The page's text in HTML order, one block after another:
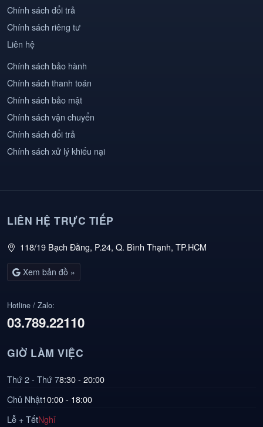
Chính sách đổi trả
Chính sách riêng tư
Liên hệ
Chính sách bảo hành
Chính sách thanh toán
Chính sách bảo mật
Chính sách vận chuyển
Chính sách đổi trả
Chính sách xử lý khiếu nại
LIÊN HỆ TRỰC TIẾP
118/19 Bạch Đằng, P.24, Q. Bình Thạnh, TP.HCM
Xem bản đồ »
Hotline / Zalo:
03.789.22110
GIỜ LÀM VIỆC
Thứ 2 - Thứ 78:30 - 20:00
Chủ Nhật10:00 - 18:00
Lễ + TếtNghỉ